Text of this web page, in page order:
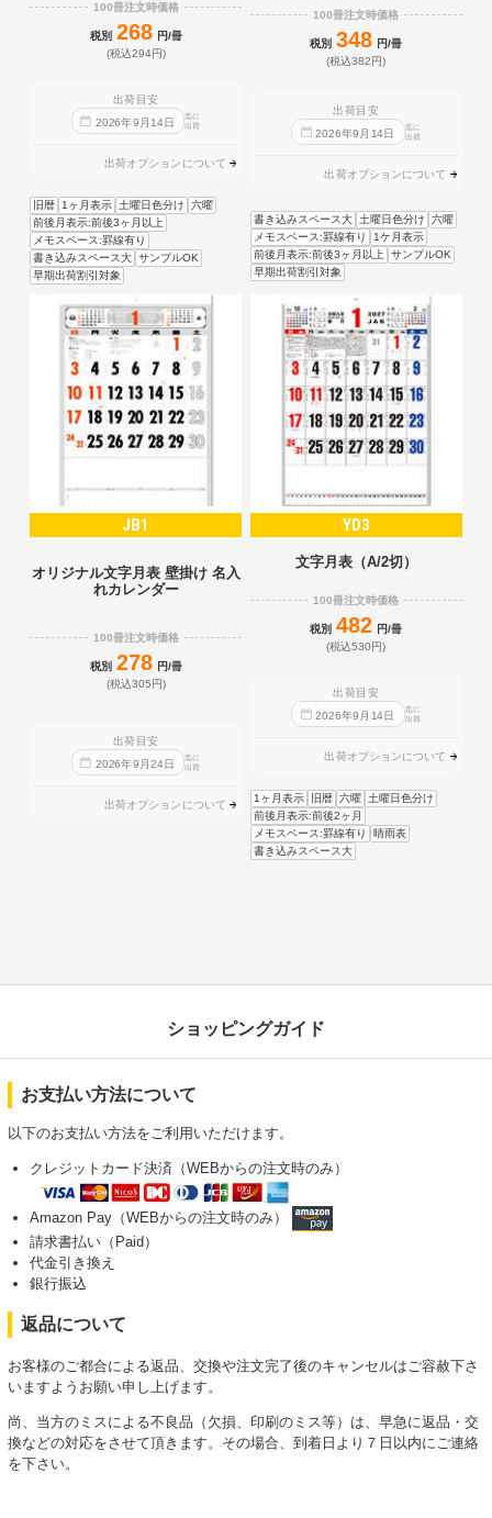
100冊注文時価格
税別 268 円/冊
(税込294円)
出荷目安
2026年9 月14日
迄に
出荷
出荷オプションについて
旧暦 1ヶ月表示 土曜日色分け
六曜
前後月表示:前後3ヶ月以上
メモスペース:罫線有り
書き込みスペース大 サンプルOK
早期出荷割引対象
100冊注文時価格
税別 348 円/冊
(税込382円)
出荷目安
2026年9 月 14日
迄に
出荷
出荷オプションについて
書き込みスペース大 土曜日色分け
六曜
メモスペース:罫線有り
1ケ月表示
前後月表示:前後3ヶ月以上
サンプルOK
早期出荷割引対象
JB1
オリジナル文字月表 壁掛け 名入
れカレンダー
100冊注文時価格
税別 278 円/冊
(税込305円)
出荷目安
2026年9 月24日
迄に
出荷
出荷オプションについて
YD3
文字月表（A/2切）
100冊注文時価格
税別 482 円/冊
(税込530円)
出荷目安
2026年9 月 14日
迄に
出荷
出荷オプションについて
1ヶ月表示 旧暦 六曜
土曜日色分け
前後月表示:前後2ヶ月
メモスペース:罫線有り
晴雨表
書き込みスペース大
ショッピングガイド
お支払い方法について
以下のお支払い方法をご利用いただけます。
クレジットカード決済（WEBからの注文時のみ）
Amazon Pay（WEBからの注文時のみ）
請求書払い（Paid）
代金引き換え
銀行振込
返品について
お客様のご都合による返品、交換や注文完了後のキャンセルはご容赦下さ
いますようお願い申し上げます。
尚、当方のミスによる不良品（欠損、印刷のミス等）は、早急に返品・交
換などの対応をさせて頂きます。その場合、到着日より７日以内にご連絡
を下さい。